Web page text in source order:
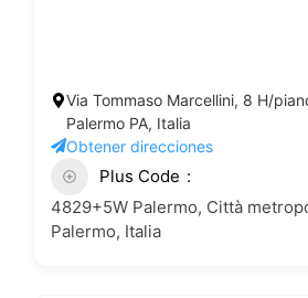
Via Tommaso Marcellini, 8 H/
Palermo PA, Italia
Obtener direcciones
Plus Code
4829+5W Palermo, Città
Palermo, Italia